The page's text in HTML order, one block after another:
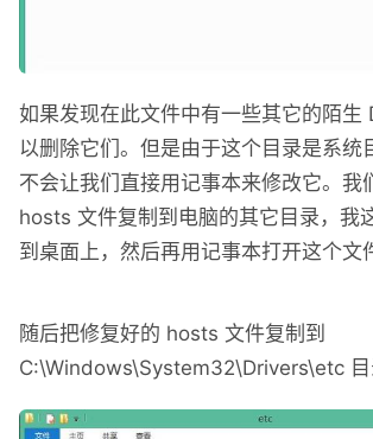
如果发现在此文件中有一些其它的陌生
以删除它们。但是由于这个目录是系统
不会让我们直接用记事本来修改它。我
hosts 文件复制到电脑的其它目录，我
到桌面上，然后再用记事本打开这个文
随后把修复好的 hosts 文件复制到
C:\Windows\System32\Drivers\etc 目